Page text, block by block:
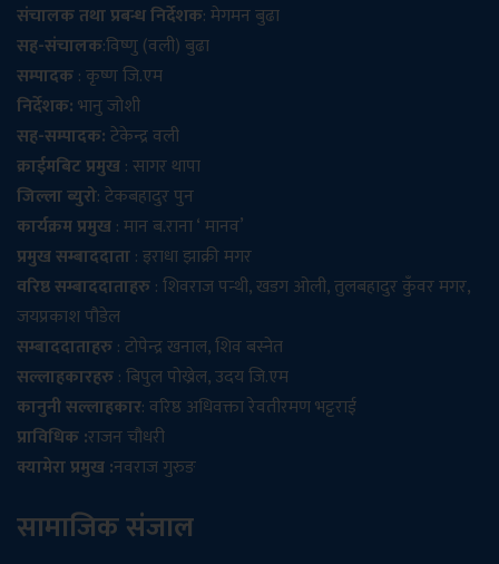
संचालक तथा प्रबन्ध निर्देशक: मेगमन बुढा
सह-संचालक:विष्णु (वली) बुढा
सम्पादक: कृष्ण जि.एम
निर्देशक:भानु जोशी
सह-सम्पादक:टेकेन्द्र वली
क्राईमबिट प्रमुख: सागर थापा
जिल्ला ब्युरो: टेकबहादुर पुन
कार्यक्रम प्रमुख: मान ब.राना ‘ मानव’
प्रमुख सम्बाददाता: इराधा झाक्री मगर
वरिष्ठ सम्बाददाताहरु: शिवराज पन्थी, खडग ओली, तुलबहादुर कुँवर मगर,
जयप्रकाश पौडेल
सम्बाददाताहरु: टोपेन्द्र खनाल, शिव बस्नेत
सल्लाहकारहरु: बिपुल पोख्रेल, उदय जि.एम
कानुनी सल्लाहकार: वरिष्ठ अधिवक्ता रेवतीरमण भट्टराई
प्राविधिक :राजन चौधरी
क्यामेरा प्रमुख :नवराज गुरुङ
सामाजिक संजाल